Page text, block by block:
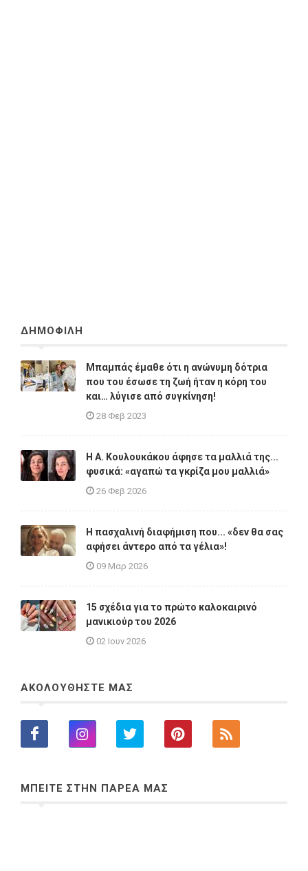
ΔΗΜΟΦΙΛΗ
Μπαμπάς έμαθε ότι η ανώνυμη δότρια
που του έσωσε τη ζωή ήταν η κόρη του
και… λύγισε από συγκίνηση!
28 Φεβ 2023
Η A. Κουλουκάκου άφησε τα μαλλιά της...
φυσικά: «αγαπώ τα γκρίζα μου μαλλιά»
26 Φεβ 2026
Η πασχαλινή διαφήμιση που... «δεν θα σας
αφήσει άντερο από τα γέλια»!
09 Μαρ 2026
15 σχέδια για το πρώτο καλοκαιρινό
μανικιούρ του 2026
02 Ιουν 2026
ΑΚΟΛΟΥΘΗΣΤΕ ΜΑΣ
ΜΠΕΙΤΕ ΣΤΗΝ ΠΑΡΕΑ ΜΑΣ